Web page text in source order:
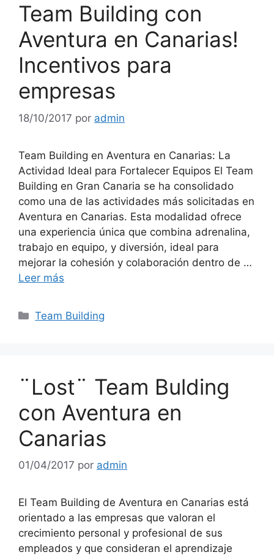
Team Building con
Aventura en Canarias!
Incentivos para
empresas
18/10/2017 por admin
Team Building en Aventura en Canarias: La
Actividad Ideal para Fortalecer Equipos El Team
Building en Gran Canaria se ha consolidado
como una de las actividades más solicitadas en
Aventura en Canarias. Esta modalidad ofrece
una experiencia única que combina adrenalina,
trabajo en equipo, y diversión, ideal para
mejorar la cohesión y colaboración dentro de …
Leer más
Categorías
Team Building
¨Lost¨ Team Bulding
con Aventura en
Canarias
01/04/2017 por admin
El Team Building de Aventura en Canarias está
orientado a las empresas que valoran el
crecimiento personal y profesional de sus
empleados y que consideran el aprendizaje